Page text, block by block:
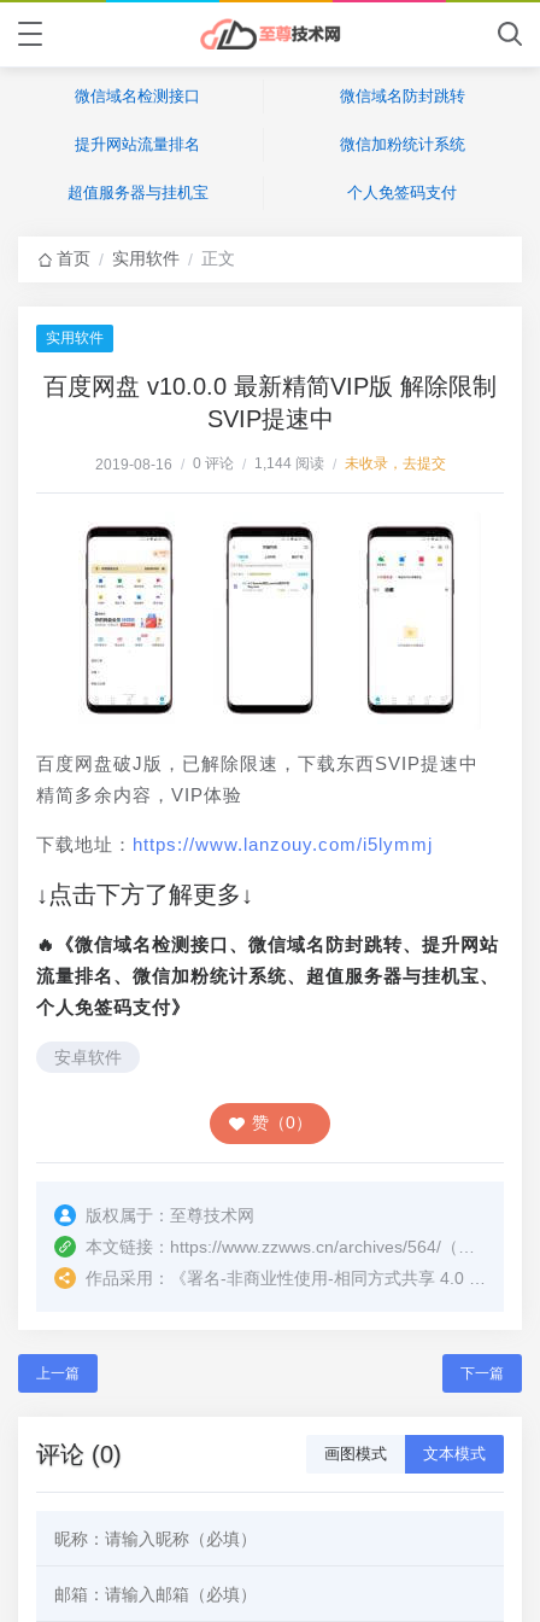
微信域名检测接口 微信域名防封跳转
提升网站流量排名 微信加粉统计系统
超值服务器与挂机宝 个人免签码支付
首页 / 实用软件 / 正文
实用软件
百度网盘 v10.0.0 最新精简VIP版 解除限制
SVIP提速中
2019-08-16 / 0 评论 / 1,144 阅读 / 未收录，去提交
百度网盘破J版，已解除限速，下载东西SVIP提速中
精简多余内容，VIP体验
下载地址： https://www.lanzouy.com/i5lymmj
↓点击下方了解更多↓
🔥《微信域名检测接口、微信域名防封跳转、提升网站
流量排名、微信加粉统计系统、超值服务器与挂机宝、
个人免签码支付》
安卓软件
赞（0）
版权属于： 至尊技术网
本文链接： https://www.zzwws.cn/archives/564/ （转载时请注明本文出处及文章链接）
作品采用：
《署名-非商业性使用-相同方式共享 4.0 国际 (CC BY-NC-SA 4.0)
上一篇 下一篇
评论 (0) 画图模式 文本模式